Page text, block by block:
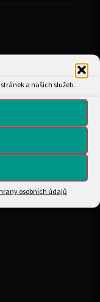
a našich služeb.
osobních údajů